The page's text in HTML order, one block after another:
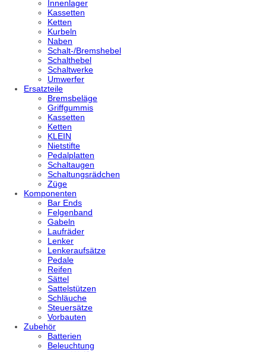
Innenlager
Kassetten
Ketten
Kurbeln
Naben
Schalt-/Bremshebel
Schalthebel
Schaltwerke
Umwerfer
Ersatzteile
Bremsbeläge
Griffgummis
Kassetten
Ketten
KLEIN
Nietstifte
Pedalplatten
Schaltaugen
Schaltungsrädchen
Züge
Komponenten
Bar Ends
Felgenband
Gabeln
Laufräder
Lenker
Lenkeraufsätze
Pedale
Reifen
Sättel
Sattelstützen
Schläuche
Steuersätze
Vorbauten
Zubehör
Batterien
Beleuchtung